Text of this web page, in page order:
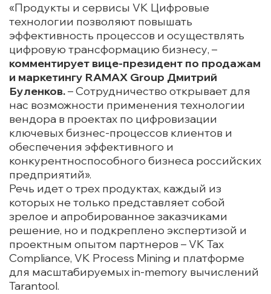
«Продукты и сервисы VK Цифровые
технологии позволяют повышать
эффективность процессов и осуществлять
цифровую трансформацию бизнесу, –
комментирует вице-президент по продажам
и маркетингу RAMAX Group Дмитрий
Буленков.– Сотрудничество открывает для
нас возможности применения технологии
вендора в проектах по цифровизации
ключевых бизнес-процессов клиентов и
обеспечения эффективного и
конкурентноспособного бизнеса российских
предприятий».
Речь идет о трех продуктах, каждый из
которых не только представляет собой
зрелое и апробированное заказчиками
решение, но и подкреплено экспертизой и
проектным опытом партнеров – VK Tax
Compliance, VK Process Mining и платформе
для масштабируемых in-memory вычислений
Tarantool.